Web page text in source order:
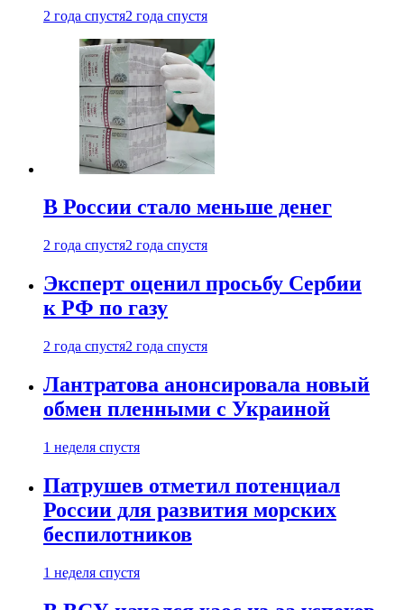
2 года спустя2 года спустя
В России стало меньше денег
2 года спустя2 года спустя
Эксперт оценил просьбу Сербии
к РФ по газу
2 года спустя2 года спустя
Лантратова анонсировала новый
обмен пленными с Украиной
1 неделя спустя
Патрушев отметил потенциал
России для развития морских
беспилотников
1 неделя спустя